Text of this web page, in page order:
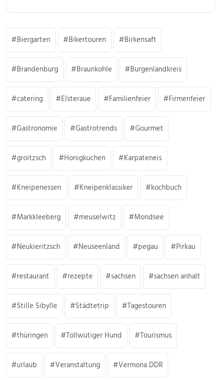
Biergarten Bikertouren Birkensaft
Brandenburg Braunkohle Burgenlandkreis
catering Elsteraue Familienfeier Firmenfeier
Gastronomie Gastrotrends Gourmet
groitzsch Honigkuchen Karpateneis
Kneipenessen Kneipenklassiker kochbuch
Markkleeberg meuselwitz Mondsee
Neukieritzsch Neuseenland pegau Pirkau
restaurant rezepte sachsen sachsen anhalt
Stille Sibylle Städtetrip Tagestouren
thüringen Tollwütiger Hund Tourismus
urlaub Veranstaltung Vermona DDR